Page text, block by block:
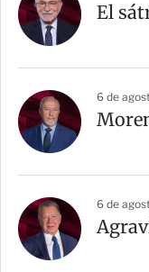
El
6 de
6 de